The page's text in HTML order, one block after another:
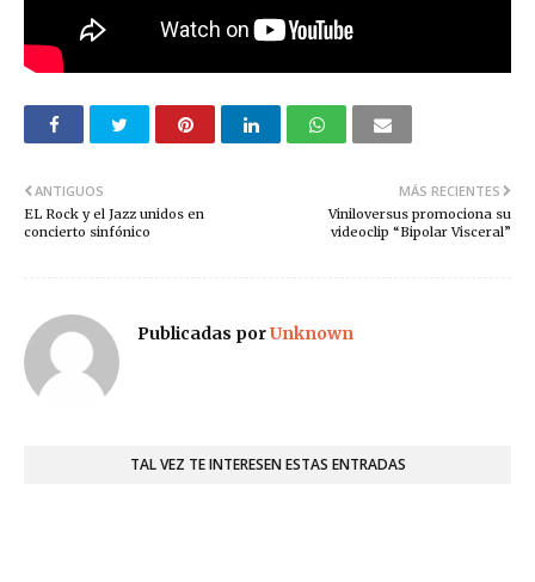
MÁS RECIENTES
Viniloversus promociona su
videoclip “Bipolar Visceral”
ANTIGUOS
EL Rock y el Jazz unidos en
concierto sinfónico
Publicadas porUnknown
TAL VEZ TE INTERESEN ESTAS ENTRADAS